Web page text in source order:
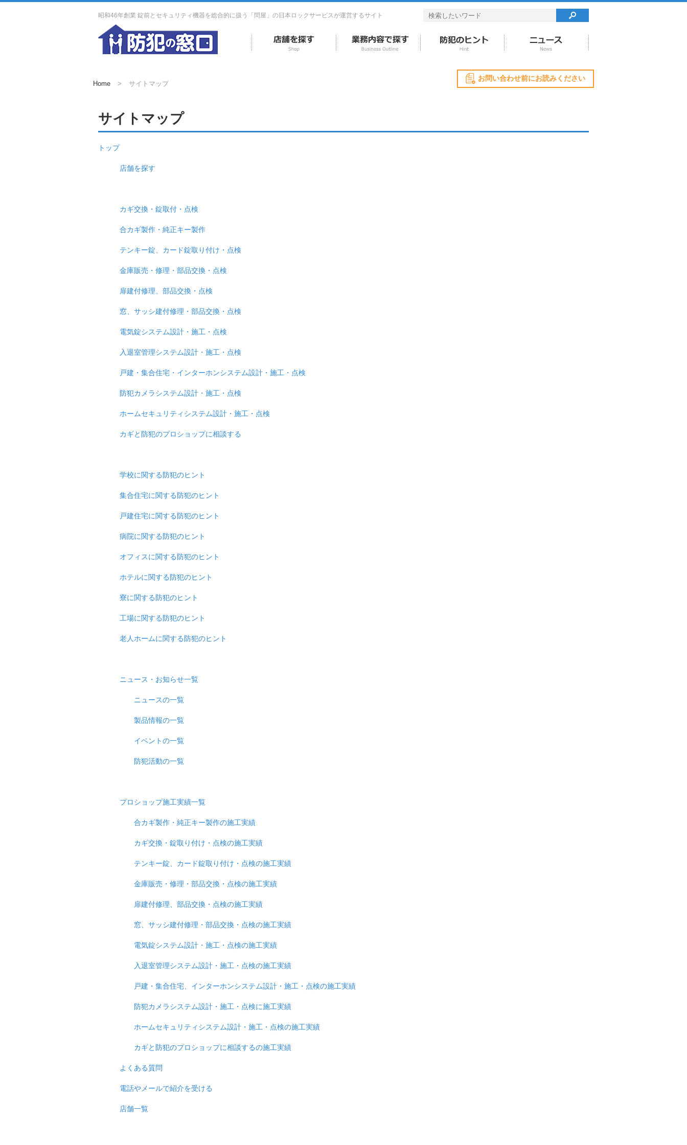
昭和46年創業 錠前とセキュリティ機器を総合的に扱う「問屋」の日本ロックサービスが運営するサイト
Home サイトマップ
お問い合わせ前にお読みください
サイトマップ
トップ
店舗を探す
カギ交換・錠取付・点検
合カギ製作・純正キー製作
テンキー錠、カード錠取り付け・点検
金庫販売・修理・部品交換・点検
扉建付修理、部品交換・点検
窓、サッシ建付修理・部品交換・点検
電気錠システム設計・施工・点検
入退室管理システム設計・施工・点検
戸建・集合住宅・インターホンシステム設計・施工・点検
防犯カメラシステム設計・施工・点検
ホームセキュリティシステム設計・施工・点検
カギと防犯のプロショップに相談する
学校に関する防犯のヒント
集合住宅に関する防犯のヒント
戸建住宅に関する防犯のヒント
病院に関する防犯のヒント
オフィスに関する防犯のヒント
ホテルに関する防犯のヒント
寮に関する防犯のヒント
工場に関する防犯のヒント
老人ホームに関する防犯のヒント
ニュース・お知らせ一覧
ニュースの一覧
製品情報の一覧
イベントの一覧
防犯活動の一覧
プロショップ施工実績一覧
合カギ製作・純正キー製作の施工実績
カギ交換・錠取り付け・点検の施工実績
テンキー錠、カード錠取り付け・点検の施工実績
金庫販売・修理・部品交換・点検の施工実績
扉建付修理、部品交換・点検の施工実績
窓、サッシ建付修理・部品交換・点検の施工実績
電気錠システム設計・施工・点検の施工実績
入退室管理システム設計・施工・点検の施工実績
戸建・集合住宅、インターホンシステム設計・施工・点検の施工実績
防犯カメラシステム設計・施工・点検に施工実績
ホームセキュリティシステム設計・施工・点検の施工実績
カギと防犯のプロショップに相談するの施工実績
よくある質問
電話やメールで紹介を受ける
店舗一覧